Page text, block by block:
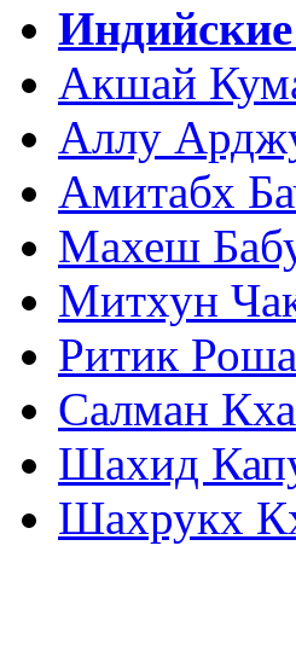
Акшай
Аллу
Амитабх
Махеш
Митхун
Ритик
Салман
Шахид
Шахрукх